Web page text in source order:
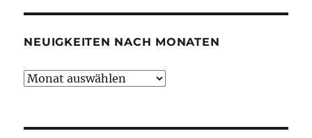
NEUIGKEITEN NACH MONATEN
Neuigkeiten